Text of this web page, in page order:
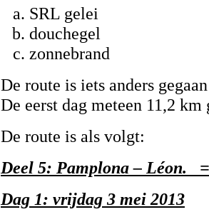
SRL gelei
douchegel
zonnebrand
De route is iets anders
De eerst dag meteen 11,2 km
De route is als volgt:
Deel 5: Pamplona – Léon.
Dag 1: vrijdag 3 mei 2013